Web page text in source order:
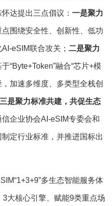
达提出三点倡议： 一是聚力
点围绕安全性、创新性、低功
eSIM联合攻关； 二是聚力
于“Byte+Token”融合“芯片+模
加速多维度、多类型全栈创
三是聚力标准共建，共促生态
企业协会AI-eSIM专委会和
定行业标准，并推进国标出
多生态智能服务体
大核心引擎、赋能9类重点场